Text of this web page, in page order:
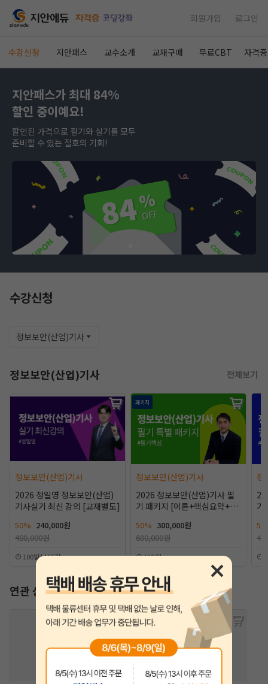
회원가입 로그인
수강신청 지안패스 교수소개 교재구매 무료CBT 자격
시 수강일 3일 자동 연장! 실기 87% 적중 신화 정
지안패스가 최대 84%
할인 중이예요!
할인된 가격으로 필기와 실기를 모두
준비할 수 있는 절호의 기회!
수강신청
정보보안(산업)기사
정보보안(산업)기사 전체보기
정보보안(산업)기사
2026 정일영 정보보안(산업)
기사실기 최신 강의 [교재별도]
50% 240,000원
480,000원
100일 | 156강
패키지
정보보안(산업)기사
2026 정보보안(산업)기사 필
기 패키지 [이론+핵심요약+용
50% 300,000원
600,000원
120 일
정
기
연관 상품